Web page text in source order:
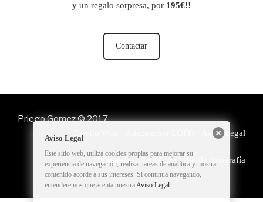
y un regalo sorpresa, por 195€!!
Contactar
Priego Gomez © 2017
Aviso Legal
Fotografía infantil . Estudio de fotografía
Aviso Legal
Este sitio web, utiliza cookies propias para mejorar su
experiencia de navegación, realizar tareas de analítica y mostrar
contenido acorde a sus intereses. Si continua navegando,
entenderemos que acepta nuestraAviso Legal